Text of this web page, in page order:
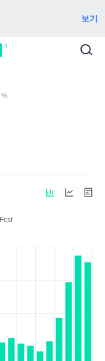
보기
%
Fcst